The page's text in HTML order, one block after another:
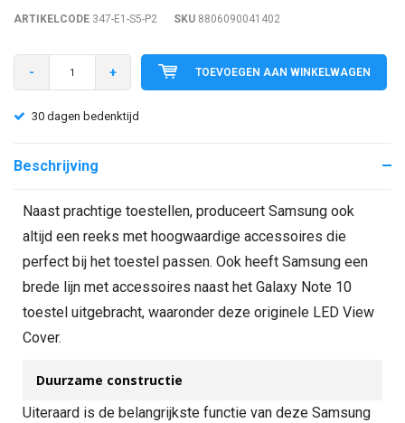
ARTIKELCODE 347-E1-S5-P2 SKU 8806090041402
- + TOEVOEGEN AAN WINKELWAGEN
30 dagen bedenktijd
Beschrijving
Naast prachtige toestellen, produceert Samsung ook
altijd een reeks met hoogwaardige accessoires die
perfect bij het toestel passen. Ook heeft Samsung een
brede lijn met accessoires naast het Galaxy Note 10
toestel uitgebracht, waaronder deze originele LED View
Cover.
Duurzame constructie
Uiteraard is de belangrijkste functie van deze Samsung